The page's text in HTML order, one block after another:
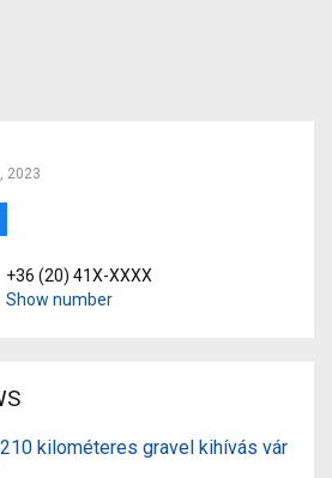
2023
+36 (20) 41X-XXXX
Show number
210 kilométeres gravel kihívás vár